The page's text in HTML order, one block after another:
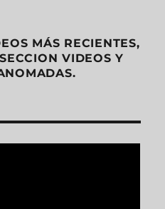
MÁS RECIENTES,
VIDEOS Y